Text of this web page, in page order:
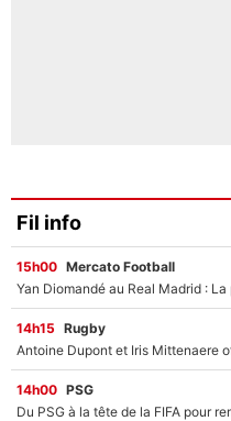
Fil info
15h00 Mercato Football
Yan Diomandé au Real Madrid :
14h15 Rugby
14h00 PSG